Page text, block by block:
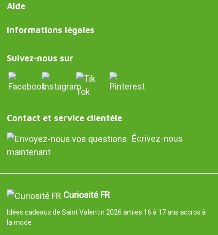
Aide
Informations légales
Suivez-nous sur
Contact et service clientèle
Écrivez-nous
maintenant
Curiosité FR
Idées cadeaux de Saint Valentin 2026 amies 16 à 17 ans accros à
la mode